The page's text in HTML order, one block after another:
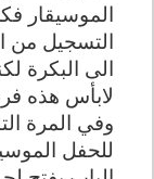
الموسيقار
التسجيل من
الى البكرة
لابأس هذه
وفي المرة
للحفل